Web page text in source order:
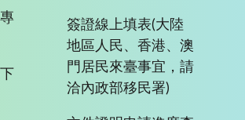
簽證線上填表(大陸
地區人民、香港、澳
門居民來臺事宜，請
洽內政部移民署)